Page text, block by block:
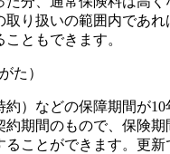
り扱いの範囲内であれ
こともできます。
た）
約）などの保障期間が10
約期間のもので、保険期
ることができます。更新